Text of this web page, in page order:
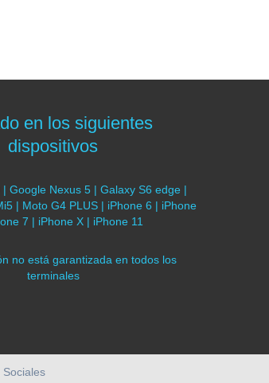
en los siguientes
dispositivos
Google Nexus 5 | Galaxy S6 edge |
| Moto G4 PLUS | iPhone 6 | iPhone
7 | iPhone X | iPhone 11
no está garantizada en todos los
terminales
Sociales